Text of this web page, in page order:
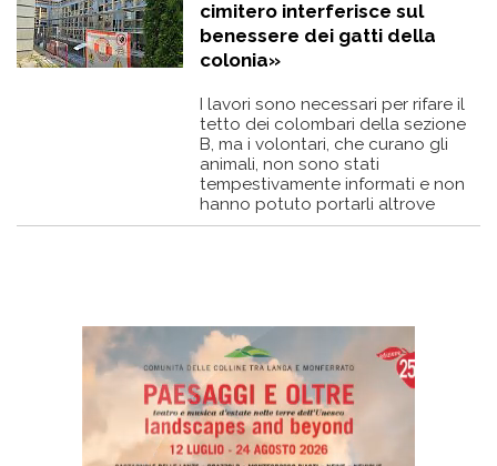
cimitero interferisce sul
benessere dei gatti della
colonia»
I lavori sono necessari per rifare il
tetto dei colombari della sezione
B, ma i volontari, che curano gli
animali, non sono stati
tempestivamente informati e non
hanno potuto portarli altrove